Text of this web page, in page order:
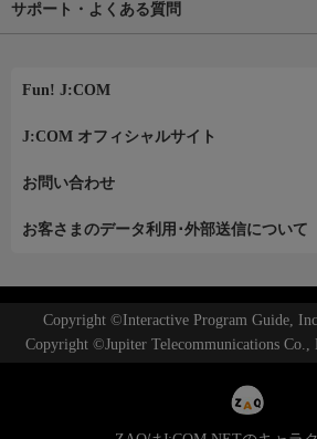
サポート・よくある質問
Fun! J:COM
J:COM オフィシャルサイト
お問い合わせ
お客さまのデータ利用･外部送信について
Copyright ©Interactive Program Guide,
Copyright ©Jupiter Telecommunications Co.,